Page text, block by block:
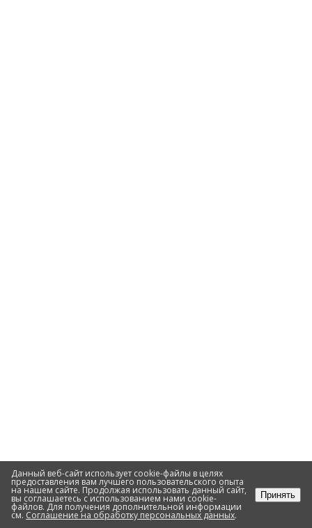
Данный веб-сайт использует cookie-файлы в целях
предоставления вам лучшего пользовательского опыта
на нашем сайте. Продолжая использовать данный сайт,
вы соглашаетесь с использованием нами cookie-
файлов. Для получения дополнительной информации
см. Соглашение на обработку персональных данных.
Принять